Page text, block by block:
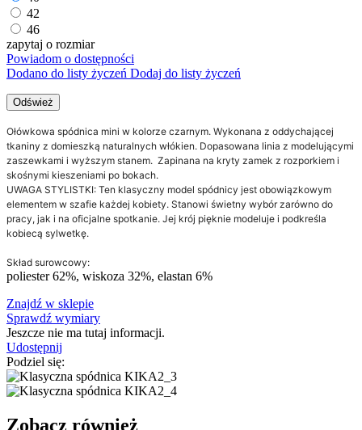
42
46
zapytaj o rozmiar
Powiadom o dostępności
Dodano do listy życzeń Dodaj do listy życzeń
Ołówkowa spódnica mini w kolorze czarnym. Wykonana z oddychającej
tkaniny z domieszką naturalnych włókien. Dopasowana linia z modelującymi
zaszewkami i wyższym stanem. Zapinana na kryty zamek z rozporkiem i
skośnymi kieszeniami po bokach.
UWAGA STYLISTKI: Ten klasyczny model spódnicy jest obowiązkowym
elementem w szafie każdej kobiety. Stanowi świetny wybór zarówno do
pracy, jak i na oficjalne spotkanie. Jej krój pięknie modeluje i podkreśla
kobiecą sylwetkę.
Skład surowcowy:
poliester 62%, wiskoza 32%, elastan 6%
Znajdź w sklepie
Sprawdź wymiary
Jeszcze nie ma tutaj informacji.
Udostępnij
Podziel się:
Zobacz również